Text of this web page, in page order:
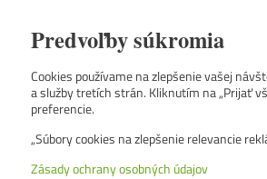
Predvoľby súkromia
Cookies používame na zlepšenie vašej
a služby tretích strán. Kliknutím na „Prijať
preferencie.
„Súbory cookies na zlepšenie relevancie
Zásady ochrany osobných údajov